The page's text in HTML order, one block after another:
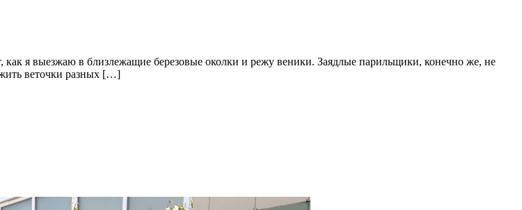
я выезжаю в близлежащие березовые околки и режу веники. Заядлые парильщики, конечно же, не
веточки разных […]